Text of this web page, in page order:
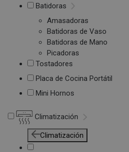
Batidoras
Amasadoras
Batidoras de Vaso
Batidoras de Mano
Picadoras
Tostadores
Placa de Cocina Portátil
Mini Hornos
Climatización
Climatización